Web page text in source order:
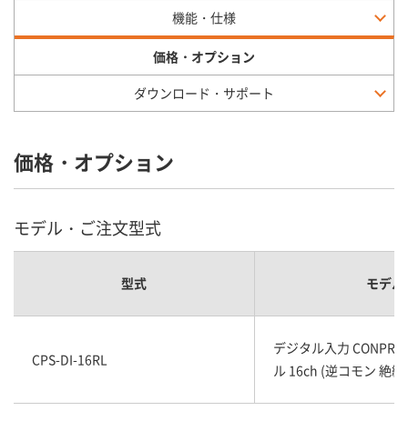
機能・仕様
価格・オプション
ダウンロード・サポート
価格・オプション
モデル・ご注文型式
型式 モデル
CPS-DI-16RL
デジタル入力
ル 16ch (逆コモン 絶